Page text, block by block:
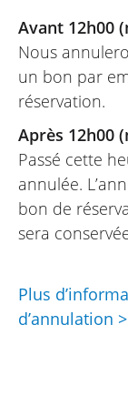
Avant 12h00
Nous
un bon par
réservation.
Après 12h00
Passé cette
annulée.
bon de
sera
Plus
d’annulation >